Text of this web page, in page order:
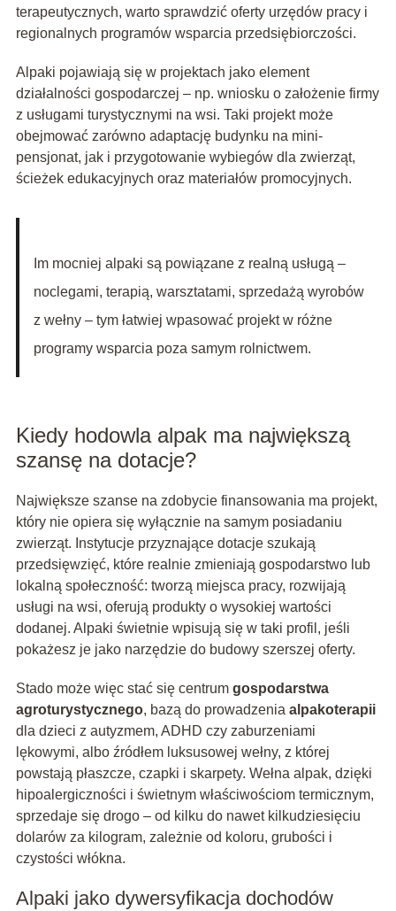
terapeutycznych, warto sprawdzić oferty urzędów pracy i
regionalnych programów wsparcia przedsiębiorczości.
Alpaki pojawiają się w projektach jako element
działalności gospodarczej – np. wniosku o założenie firmy
z usługami turystycznymi na wsi. Taki projekt może
obejmować zarówno adaptację budynku na mini-
pensjonat, jak i przygotowanie wybiegów dla zwierząt,
ścieżek edukacyjnych oraz materiałów promocyjnych.
Im mocniej alpaki są powiązane z realną usługą –
noclegami, terapią, warsztatami, sprzedażą wyrobów
z wełny – tym łatwiej wpasować projekt w różne
programy wsparcia poza samym rolnictwem.
Kiedy hodowla alpak ma największą
szansę na dotacje?
Największe szanse na zdobycie finansowania ma projekt,
który nie opiera się wyłącznie na samym posiadaniu
zwierząt. Instytucje przyznające dotacje szukają
przedsięwzięć, które realnie zmieniają gospodarstwo lub
lokalną społeczność: tworzą miejsca pracy, rozwijają
usługi na wsi, oferują produkty o wysokiej wartości
dodanej. Alpaki świetnie wpisują się w taki profil, jeśli
pokażesz je jako narzędzie do budowy szerszej oferty.
Stado może więc stać się centrum gospodarstwa
agroturystycznego, bazą do prowadzenia alpakoterapii
dla dzieci z autyzmem, ADHD czy zaburzeniami
lękowymi, albo źródłem luksusowej wełny, z której
powstają płaszcze, czapki i skarpety. Wełna alpak, dzięki
hipoalergiczności i świetnym właściwościom termicznym,
sprzedaje się drogo – od kilku do nawet kilkudziesięciu
dolarów za kilogram, zależnie od koloru, grubości i
czystości włókna.
Alpaki jako dywersyfikacja dochodów